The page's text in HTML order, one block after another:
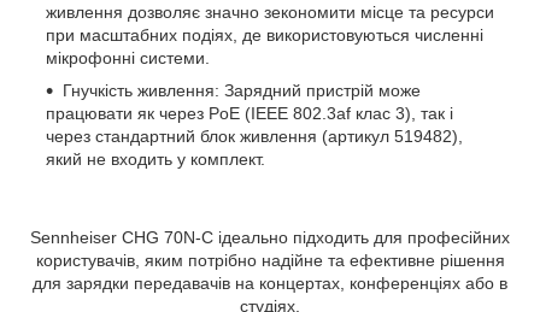
живлення дозволяє значно зекономити місце та ресурси
при масштабних подіях, де використовуються численні
мікрофонні системи.
Гнучкість живлення: Зарядний пристрій може
працювати як через PoE (IEEE 802.3af клас 3), так і
через стандартний блок живлення (артикул 519482),
який не входить у комплект.
Sennheiser CHG 70N-C ідеально підходить для професійних
користувачів, яким потрібно надійне та ефективне рішення
для зарядки передавачів на концертах, конференціях або в
студіях.